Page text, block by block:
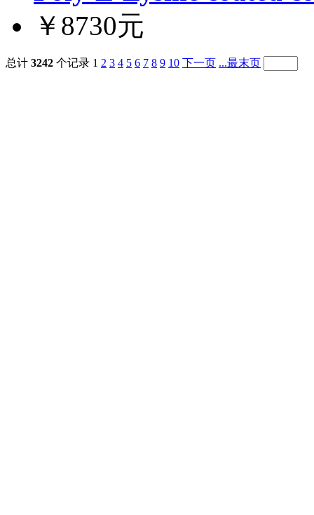
￥8730元
总计 3242 个记录 1 2 3 4 5 6 7 8 9 10 下一页 ...最末页